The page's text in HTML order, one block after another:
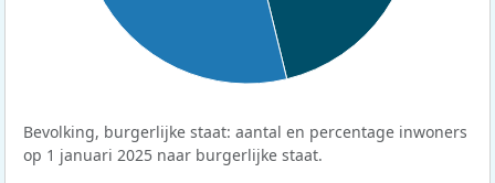
Bevolking, burgerlijke staat: aantal en percentage inwoners
op 1 januari 2025 naar burgerlijke staat.